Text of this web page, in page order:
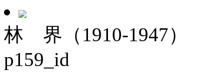
林 界（1910-1947）
p159_id